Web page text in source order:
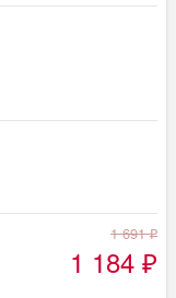
1 691₽
1 184 ₽